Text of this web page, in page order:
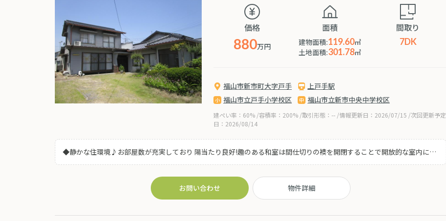
価格
880万円
面積
建物面積:119.60㎡
土地面積:301.78㎡
間取り
7DK
福山市新市町大字戸手
上戸手駅
福山市立戸手小学校区
福山市立新市中央中学校区
建ぺい率：60% /容積率：200% /取引形態：-- /情報更新日：2026/07/15 /次回更新予定
日：2026/08/14
◆静かな住環境♪お部屋数が充実しており 陽当たり良好!趣のある和室は間仕切りの襖を開閉することで開放的な室内にも
◆「ハローズ戸手店」まで徒歩約11分! 国道486号線近く、お車でのアクセスも良好な立地です!
お問い合わせ 物件詳細